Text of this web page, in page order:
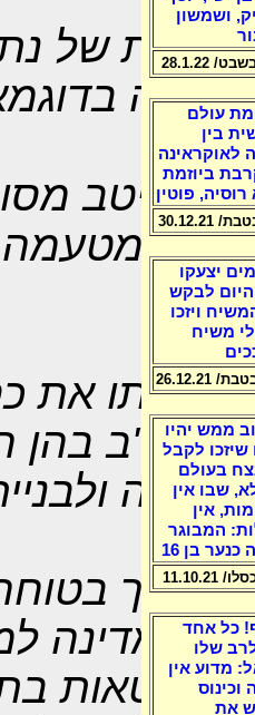
של
רוויה
כמיטב
עזיבתו את
ארה"ב בהן
דרך
המדינה
ושמשון
28.1.22
עולם
בין
לאוקראינה
ביוזמת
רוסיה, פוטין
30.12.21
יצעקו
לבקש
ויזכו
משיח
26.12.21
ממש יהיו
שיזכו לקבל
בעולם
שבו אין
אין
המבוגר
כנער בן 16
11.10.21
כל אחד
שלו
מדוע אין
וכינוס
את